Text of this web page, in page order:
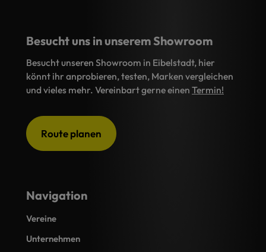
Navigation
Vereine
Unternehmen
Besucht uns in unserem Showroom
Besucht unseren Showroom in Eibelstadt, hier
könnt ihr anprobieren, testen, Marken vergleichen
und vieles mehr. Vereinbart gerne einen Termin!
Route planen